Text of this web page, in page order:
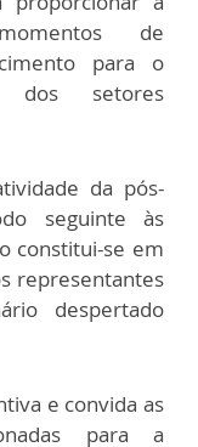
de
para o
dos setores
da pós-
seguinte às
constitui-se em
representantes
despertado
e convida as
para a